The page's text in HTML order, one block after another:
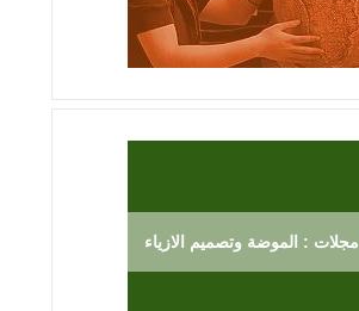
مجلات : الموضة وتصميم الازياء